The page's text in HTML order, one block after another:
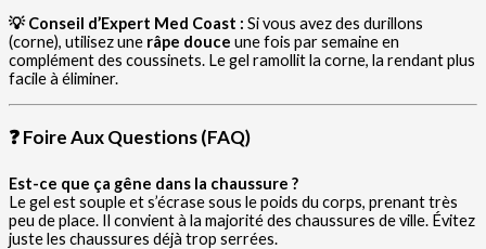
💡 Conseil d’Expert Med Coast : Si vous avez des durillons
(corne), utilisez une râpe douce une fois par semaine en
complément des coussinets. Le gel ramollit la corne, la rendant plus
facile à éliminer.
❓ Foire Aux Questions (FAQ)
Est-ce que ça gêne dans la chaussure ?
Le gel est souple et s’écrase sous le poids du corps, prenant très
peu de place. Il convient à la majorité des chaussures de ville. Évitez
juste les chaussures déjà trop serrées.